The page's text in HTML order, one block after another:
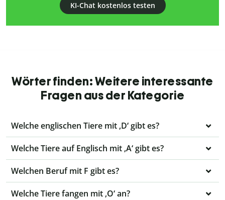
KI-Chat kostenlos testen
Wörter finden: Weitere interessante
Fragen aus der Kategorie
Welche englischen Tiere mit ‚D‘ gibt es?
Welche Tiere auf Englisch mit ‚A‘ gibt es?
Welchen Beruf mit F gibt es?
Welche Tiere fangen mit ‚O‘ an?